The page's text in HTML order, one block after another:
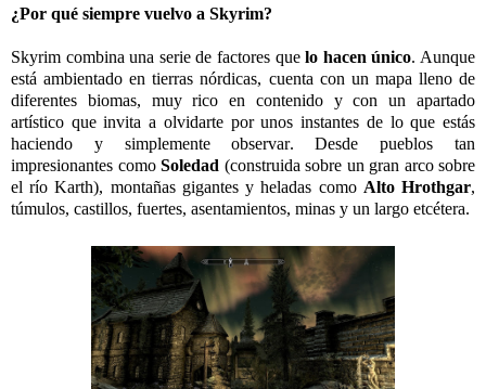
¿Por qué siempre vuelvo a Skyrim?
Skyrim combina una serie de factores quelo hacen único. Aunque
está ambientado en tierras nórdicas, cuenta con un mapa lleno de
diferentes biomas, muy rico en contenido y con un apartado
artístico que invita a olvidarte por unos instantes de lo que estás
haciendo y simplemente observar. Desde pueblos tan
impresionantes como Soledad (construida sobre un gran arco sobre
el río Karth), montañas gigantes y heladas como Alto Hrothgar,
túmulos, castillos, fuertes, asentamientos, minas y un largo etcétera.